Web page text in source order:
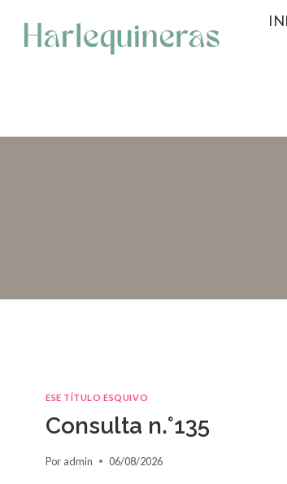
contenido
ESE TÍTULO ESQUIVO
Consulta n.°135
Por admin 06/08/2026